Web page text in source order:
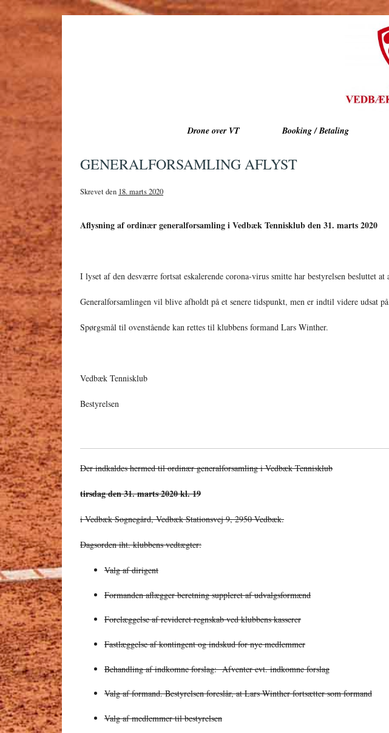
til
indholdet
Drone over VT Booking / Betaling
GENERALFORSAMLING AFLYST
Skrevet den 18. marts 2020
Aflysning af ordinær generalforsamling i Vedbæk Tennisklub den 31. marts 2020
I lyset af den desværre fortsat eskalerende corona-virus smitte har bestyrelsen besluttet at
Generalforsamlingen vil blive afholdt på et senere tidspunkt, men er indtil videre udsat
Spørgsmål til ovenstående kan rettes til klubbens formand Lars Winther.
Vedbæk Tennisklub
Bestyrelsen
Der indkaldes hermed til ordinær generalforsamling i Vedbæk Tennisklub
tirsdag den 31. marts 2020 kl. 19
i Vedbæk Sognegård, Vedbæk Stationsvej 9, 2950 Vedbæk.
Dagsorden iht. klubbens vedtægter:
Valg af dirigent
Formanden aflægger beretning suppleret af udvalgsformænd
Forelæggelse af revideret regnskab ved klubbens kasserer
Fastlæggelse af kontingent og indskud for nye medlemmer
Behandling af indkomne forslag: Afventer evt. indkomne forslag
Valg af formand. Bestyrelsen foreslår, at Lars Winther fortsætter som formand
Valg af medlemmer til bestyrelsen